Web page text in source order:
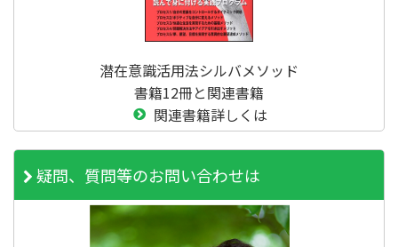
潜在意識活用法シルバメソッド
書籍12冊と関連書籍
関連書籍詳しくは
疑問、質問等のお問い合わせは